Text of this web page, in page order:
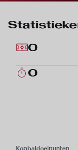
0
0
Kopbaldoelpunten